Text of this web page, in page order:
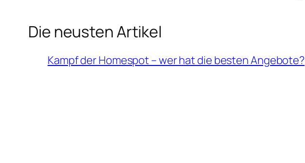
Die neusten Artikel
Kampf der Homespot – wer hat die besten Angebote?